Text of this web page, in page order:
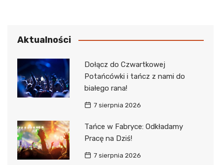
Aktualności
Dołącz do Czwartkowej
Potańcówki i tańcz z nami do
białego rana!
7 sierpnia 2026
Tańce w Fabryce: Odkładamy
Pracę na Dziś!
7 sierpnia 2026